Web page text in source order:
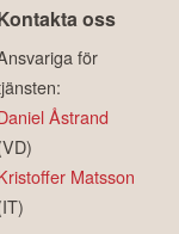
oss
för
Åstrand
Matsson